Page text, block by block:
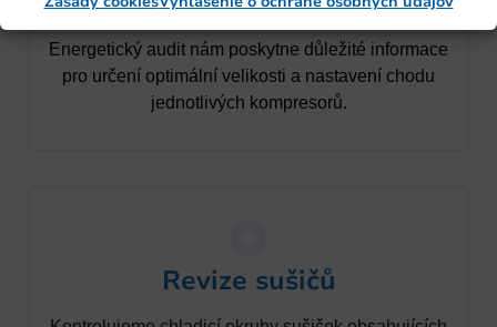
Energetický audit nám poskytne důležité informace
pro určení optimální velikosti a nastavení chodu
jednotlivých kompresorů.
Revize sušičů